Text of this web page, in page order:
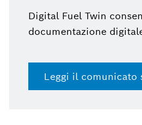
Digital Fuel Twin
documentazione
Leggi il comunicato